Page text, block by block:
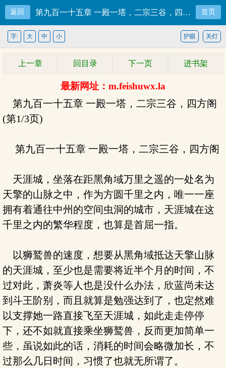
返回 第九百一十五章 一殿一塔，二宗三谷，四方阁 首页
关灯
护眼
字: 大 中 小
上一章 回目录 下一页 进书架
最新网址：m.feishuwx.la
第九百一十五章 一殿一塔，二宗三谷，四方阁
(第1/3页)
第九百一十五章 一殿一塔，二宗三谷，四方阁
天涯城，坐落在距黑角域万里之遥的一处名为
天擎的山脉之中，作为方圆千里之内，唯一一座
拥有着通往中州的空间虫洞的城市，天涯城在这
千里之内的繁华程度，也算是首屈一指。
以狮鹫兽的速度，想要从黑角域抵达天擎山脉
的天涯城，至少也是需要将近半个月的时间，不
过对此，萧炎等人也是没什么办法，欣蓝尚未达
到斗王阶别，而且就算是勉强达到了，也定然难
以支撑她一路直接飞至天涯城，如此走走停停
下，还不如就直接乘坐狮鹫兽，反而更加简单一
些，虽说如此的话，消耗的时间会略微加长，不
过那么几日时间，习惯了也就无所谓了。